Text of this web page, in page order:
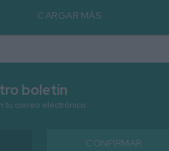
CARGAR MÁS
boletín
tu correo electrónico
CONFIRMAR